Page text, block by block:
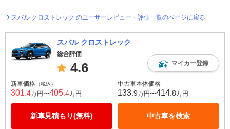
スバル クロストレック のユーザーレビュー・評価一覧のページに戻る
スバル クロストレック
総合評価
4.6 マイカー登録
新車価格 （税込）
301 .4万円〜405 .4万円
新車見積もり(無料)
中古車本体価格
133 .9万円〜414 .8万円
中古車を検索